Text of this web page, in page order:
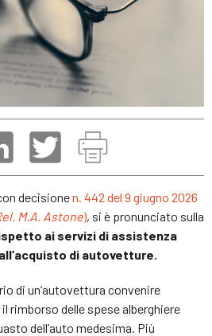
decisionen. 442 del 9 giugno 2026
M.A. Astone), si è pronunciato sulla
ai servizi di assistenza
di autovetture.
di un’autovettura convenire
rimborso delle spese alberghiere
dell’auto medesima. Più